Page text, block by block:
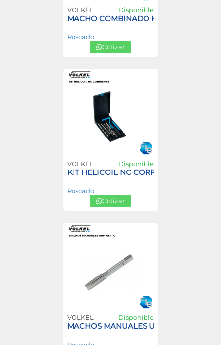
VOLKEL Disponible
MACHO COMBINADO HEXAGONAL HSS
Roscado
Cotizar
VOLKEL Disponible
KIT HELICOIL NC CORRIENTE
Roscado
Cotizar
VOLKEL Disponible
MACHOS MANUALES UNF HSS – G